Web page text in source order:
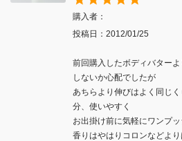
購入者
投稿日
2012/01/25
前回購入したボディバター
しないか心配でしたが
あちらより伸びはよく同じ
分、使いやすく
お出掛け前に気軽にワンプッ
香りはやはりコロンなどよ